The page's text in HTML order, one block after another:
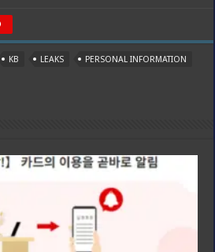
KB LEAKS
PERSONAL INFORMATION